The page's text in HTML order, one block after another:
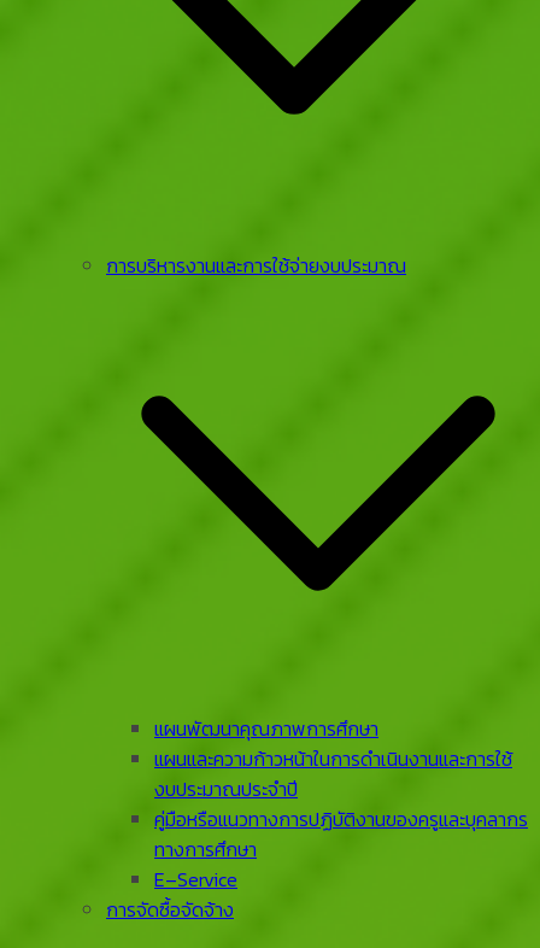
การบริหารงานและการใช้จ่ายงบประมาณ
แผนพัฒนาคุณภาพการศึกษา
แผนและความก้าวหน้าในการดําเนินงานและการใช้
งบประมาณประจําปี
คู่มือหรือแนวทางการปฏิบัติงานของครูและบุคลากร
ทางการศึกษา
E–Service
การจัดซื้อจัดจ้าง